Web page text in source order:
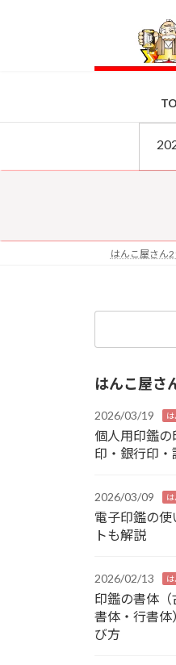
ス
ン
はんこ屋さん
はんこ屋さ
2026/03/19
個人用印鑑
印・銀行印・
2026/03/09
電子印鑑の
トも解説
2026/02/13
印鑑の書体
書体・行書
び方